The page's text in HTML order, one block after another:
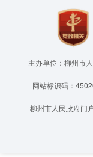
主办单位：柳州市
网站标识码：
柳州市人民政府门